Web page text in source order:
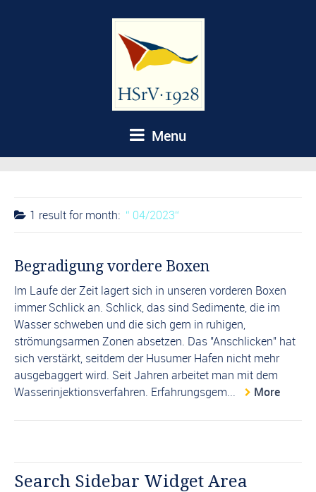
Menu
1 result formonth: 04/2023
Begradigung vordere Boxen
Im Laufe der Zeit lagert sich in unseren vorderen Boxen
immer Schlick an. Schlick, das sind Sedimente, die im
Wasser schweben und die sich gern in ruhigen,
strömungsarmen Zonen absetzen. Das "Anschlicken" hat
sich verstärkt, seitdem der Husumer Hafen nicht mehr
ausgebaggert wird. Seit Jahren arbeitet man mit dem
Wasserinjektionsverfahren. Erfahrungsgem...
More
Search Sidebar Widget Area